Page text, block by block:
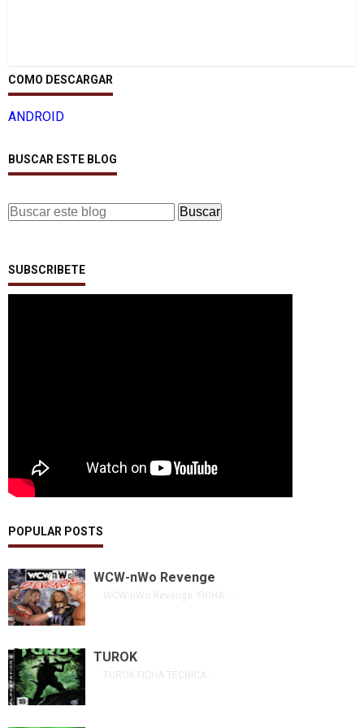
COMO DESCARGAR
ANDROID
BUSCAR ESTE BLOG
SUBSCRIBETE
POPULAR POSTS
WCW-nWo Revenge
WCW-nWo Revenge FICHA ...
TUROK
TUROK FICHA TÉCNICA ...